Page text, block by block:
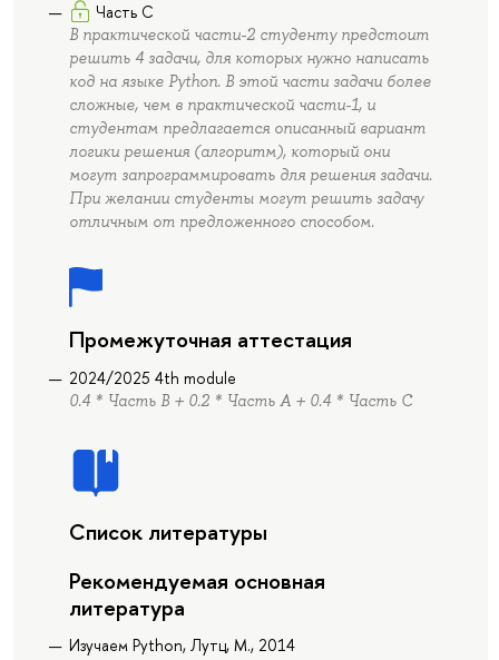
Часть C
В практической части-2 студенту предстоит
решить 4 задачи, для которых нужно написать
код на языке Python. В этой части задачи более
сложные, чем в практической части-1, и
студентам предлагается описанный вариант
логики решения (алгоритм), который они
могут запрограммировать для решения задачи.
При желании студенты могут решить задачу
отличным от предложенного способом.
Промежуточная аттестация
2024/2025 4th module
0.4 * Часть B + 0.2 * Часть А + 0.4 * Часть C
Список литературы
Рекомендуемая основная
литература
Изучаем Python, Лутц, М., 2014